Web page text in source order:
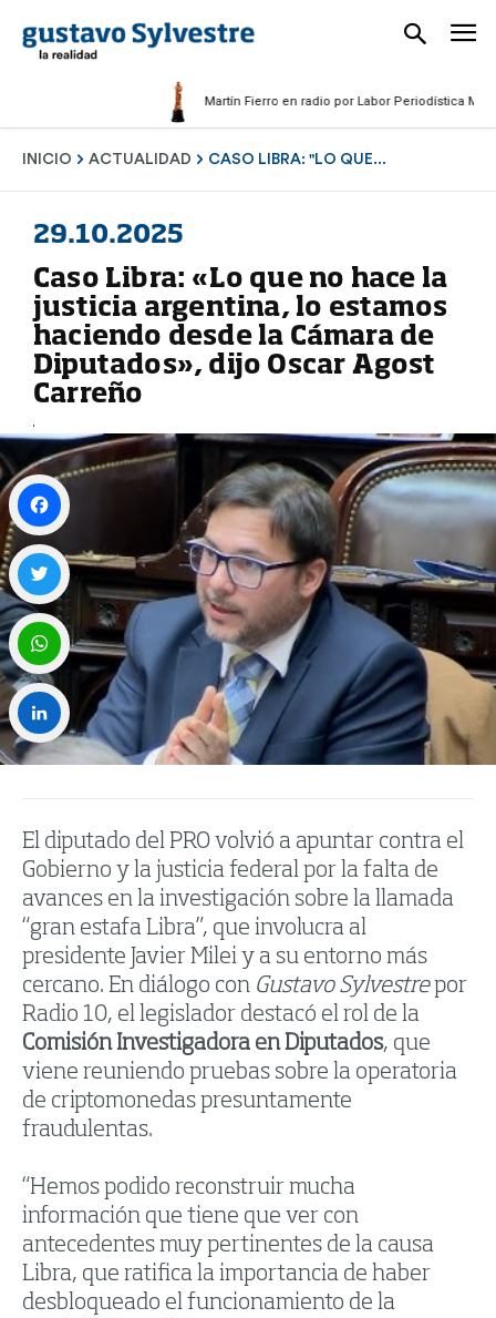
Martín Fierro en radio por Labor Periodística Masculina
INICIO ACTUALIDAD CASO LIBRA: "LO QUE...
29.10.2025
Caso Libra: «Lo que no hace la
justicia argentina, lo estamos
haciendo desde la Cámara de
Diputados», dijo Oscar Agost
Carreño
El diputado del PRO volvió a apuntar contra el
Gobierno y la justicia federal por la falta de
avances en la investigación sobre la llamada
“gran estafa Libra”, que involucra al
presidente Javier Milei y a su entorno más
cercano. En diálogo con Gustavo Sylvestrepor
Radio 10, el legislador destacó el rol de la
Comisión Investigadora en Diputados, que
viene reuniendo pruebas sobre la operatoria
de criptomonedas presuntamente
fraudulentas.
“Hemos podido reconstruir mucha
información que tiene que ver con
antecedentes muy pertinentes de la causa
Libra, que ratifica la importancia de haber
desbloqueado el funcionamiento de la
Facebook
Twitter
WhatsApp
LinkedIn